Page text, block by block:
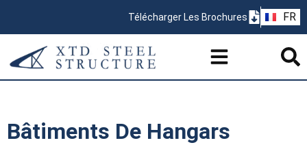
Télécharger Les Brochures FR
PT
Bâtiments De Hangars